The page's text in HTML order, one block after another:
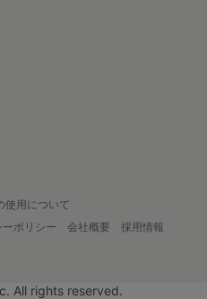
使用について
ポリシー 会社概要
採用情報
All rights reserved.